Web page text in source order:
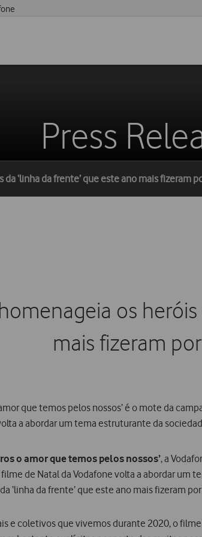
Press
‘linha da frente’ que este ano mais fizeram
os
mais fizeram
que temos pelos nossos’ é o mote da
a abordar um tema estruturante da
o amor que temos pelos nossos’, a
de Natal da Vodafone volta a abordar
‘linha da frente’ que este ano mais fizeram
e coletivos que vivemos durante 2020, o